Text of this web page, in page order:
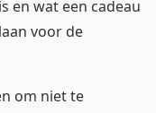
en wat een cadeau
voor de
om niet te